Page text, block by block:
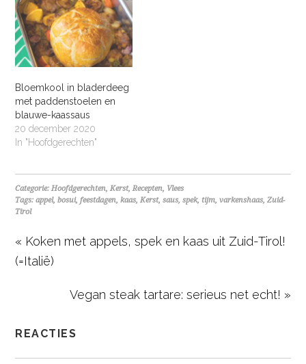
Bloemkool in bladerdeeg
met paddenstoelen en
blauwe-kaassaus
20 december 2020
In "Hoofdgerechten"
Categorie:Hoofdgerechten,Kerst,Recepten, Vlees
Tags:appel,bosui,feestdagen,kaas,Kerst,saus,spek, tijm,varkenshaas,Zuid-
Tirol
« Koken met appels, spek en kaas uit Zuid-Tirol!
(=Italië)
Vegan steak tartare: serieus net echt! »
REACTIES